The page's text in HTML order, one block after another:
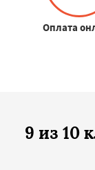
Оплата
9 из 10